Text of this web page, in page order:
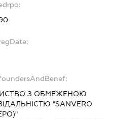
З ОБМЕЖЕНОЮ
"SANVERO